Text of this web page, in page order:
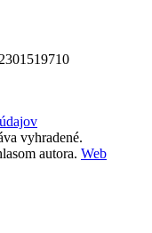
vyhradené.
autora. Web